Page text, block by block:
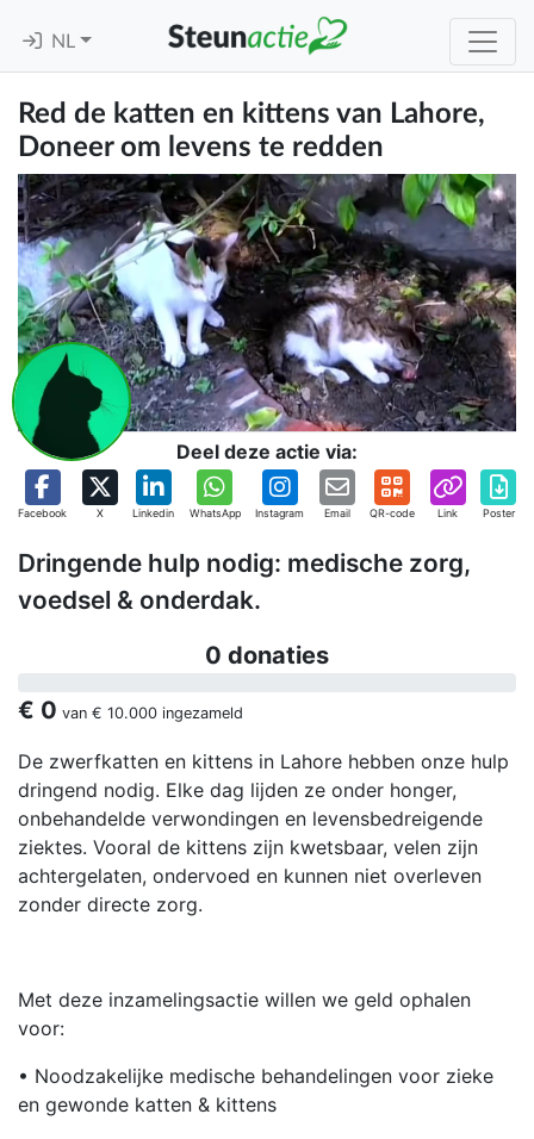
NL
Red de katten en kittens van Lahore,
Doneer om levens te redden
Deel deze actie via:
Facebook X Linkedin WhatsApp Instagram Email QR-code Link Poster
Dringende hulp nodig: medische zorg,
voedsel & onderdak.
0 donaties
€ 0 van € 10.000 ingezameld
De zwerfkatten en kittens in Lahore hebben onze hulp
dringend nodig. Elke dag lijden ze onder honger,
onbehandelde verwondingen en levensbedreigende
ziektes. Vooral de kittens zijn kwetsbaar, velen zijn
achtergelaten, ondervoed en kunnen niet overleven
zonder directe zorg.
Met deze inzamelingsactie willen we geld ophalen
voor:
• Noodzakelijke medische behandelingen voor zieke
en gewonde katten & kittens